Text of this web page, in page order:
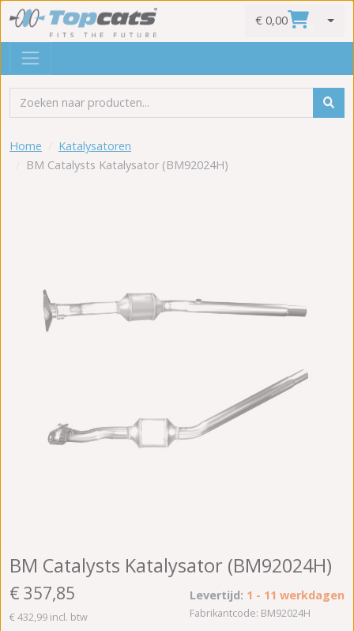
€ 0,00
Home
Katalysatoren
BM Catalysts Katalysator (BM92024H)
BM Catalysts Katalysator (BM92024H)
€ 357,85
€ 432,99 incl. btw
Levertijd: 1 - 11 werkdagen
Fabrikantcode: BM92024H